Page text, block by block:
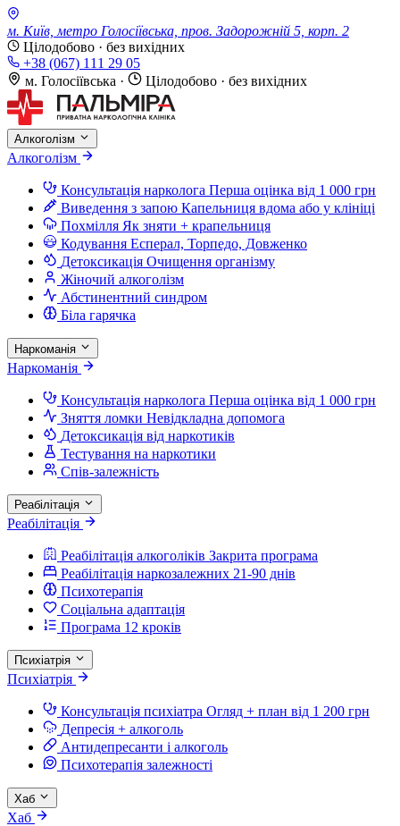
м. Київ, метро Голосіївська, пров. Задорожній 5, корп. 2
Цілодобово · без вихідних
+38 (067) 111 29 05
м. Голосіївська · Цілодобово · без вихідних
Алкоголізм
Алкоголізм
Консультація нарколога Перша оцінка від 1 000 грн
Виведення з запою Капельниця вдома або у клініці
Похмілля Як зняти + крапельниця
Кодування Есперал, Торпедо, Довженко
Детоксикація Очищення організму
Жіночий алкоголізм
Абстинентний синдром
Біла гарячка
Наркоманія
Наркоманія
Консультація нарколога Перша оцінка від 1 000 грн
Зняття ломки Невідкладна допомога
Детоксикація від наркотиків
Тестування на наркотики
Спів-залежність
Реабілітація
Реабілітація
Реабілітація алкоголіків Закрита програма
Реабілітація наркозалежних 21-90 днів
Психотерапія
Соціальна адаптація
Програма 12 кроків
Психіатрія
Психіатрія
Консультація психіатра Огляд + план від 1 200 грн
Депресія + алкоголь
Антидепресанти і алкоголь
Психотерапія залежності
Хаб
Хаб